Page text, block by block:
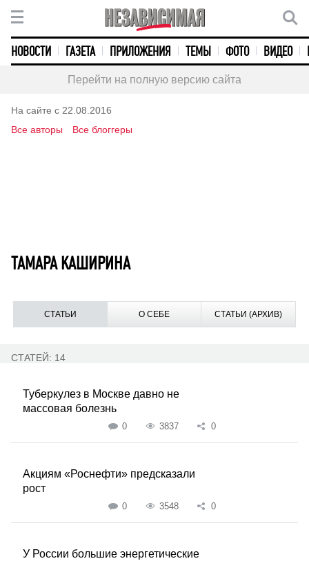
НОВОСТИ ГАЗЕТА ПРИЛОЖЕНИЯ ТЕМЫ ФОТО ВИДЕО
Перейти на полную версию сайта
На сайте с 22.08.2016
Все авторы
Все блоггеры
ТАМАРА КАШИРИНА
СТАТЬИ О СЕБЕ СТАТЬИ (АРХИВ)
СТАТЕЙ: 14
Туберкулез в Москве давно не
массовая болезнь
0 3837 0
Акциям «Роснефти» предсказали
рост
0 3548 0
У России большие энергетические